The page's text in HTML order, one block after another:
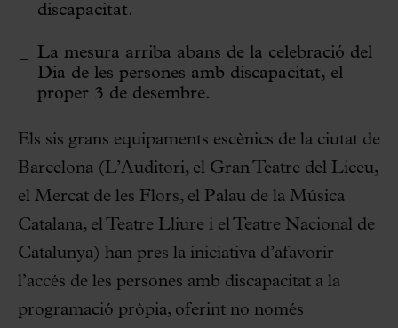
discapacitat.
La mesura arriba abans de la celebració del
Dia de les persones amb discapacitat, el
proper 3 de desembre.
Els sis grans equipaments escènics de la ciutat de
Barcelona (L’Auditori, el Gran Teatre del Liceu,
el Mercat de les Flors, el Palau de la Música
Catalana, el Teatre Lliure i el Teatre Nacional de
Catalunya) han pres la iniciativa d’afavorir
l’accés de les persones amb discapacitat a la
programació pròpia, oferint no només